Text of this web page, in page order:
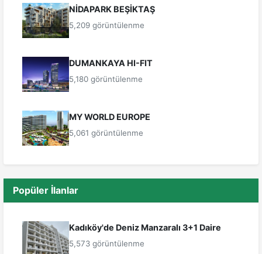
NİDAPARK BEŞİKTAŞ
5,209 görüntülenme
DUMANKAYA HI-FIT
5,180 görüntülenme
MY WORLD EUROPE
5,061 görüntülenme
Popüler İlanlar
Kadıköy'de Deniz Manzaralı 3+1 Daire
5,573 görüntülenme